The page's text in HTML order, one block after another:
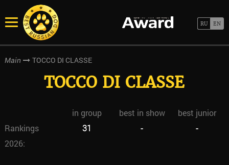
Main TOCCO DI CLASSE
TOCCO DI CLASSE
in group best in show
best junior
Rankings
2026:
31 - -